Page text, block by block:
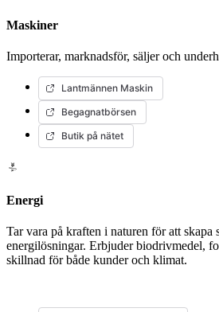
Maskiner
Importerar, marknadsför, säljer och
Lantmännen Maskin
Begagnatbörsen
Butik på nätet
Energi
Tar vara på kraften i naturen för att skapa
energilösningar. Erbjuder biodrivmedel,
skillnad för både kunder och klimat.